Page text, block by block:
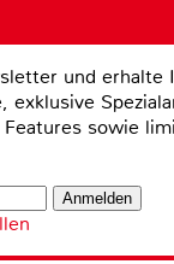
und erhalte
exklusive
sowie